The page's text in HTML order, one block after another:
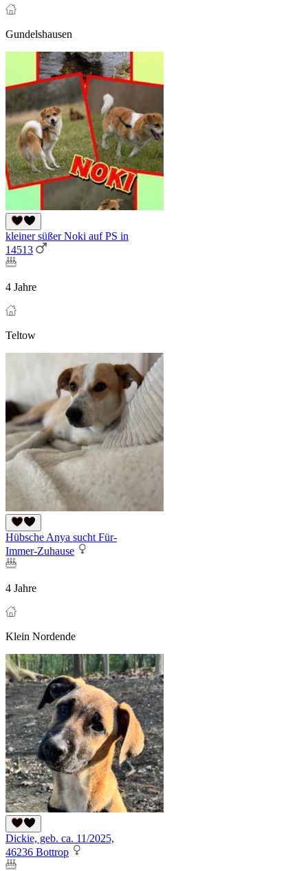
Gundelshausen
kleiner süßer Noki auf PS in
14513
4 Jahre
Teltow
Hübsche Anya sucht Für-
Immer-Zuhause
4 Jahre
Klein Nordende
Dickie, geb. ca. 11/2025,
46236 Bottrop